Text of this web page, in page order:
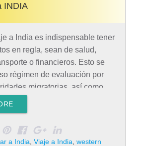
INDIA
a India es indispensable tener
en regla, sean de salud,
o financieros. Esto se
régimen de evaluación por
migratorias, así como
viajar a India Para viajar a
sin embargo, para efectuar un
a India Viaje a India western